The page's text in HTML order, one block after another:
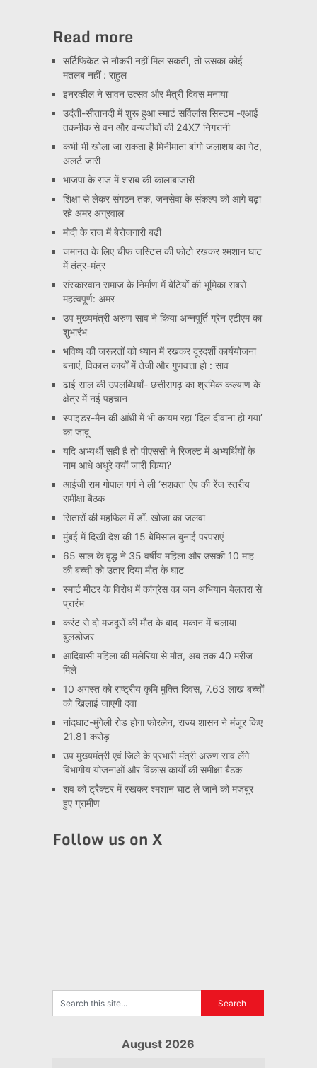
Read more
सर्टिफिकेट से नौकरी नहीं मिल सकती, तो उसका कोई
मतलब नहीं : राहुल
इनरव्हील ने सावन उत्सव और मैत्री दिवस मनाया
उदंती-सीतानदी में शुरू हुआ स्मार्ट सर्विलांस सिस्टम -एआई
तकनीक से वन और वन्यजीवों की 24X7 निगरानी
कभी भी खोला जा सकता है मिनीमाता बांगो जलाशय का गेट,
अलर्ट जारी
भाजपा के राज में शराब की कालाबाजारी
शिक्षा से लेकर संगठन तक, जनसेवा के संकल्प को आगे बढ़ा
रहे अमर अग्रवाल
मोदी के राज में बेरोजगारी बढ़ी
जमानत के लिए चीफ जस्टिस की फोटो रखकर श्मशान घाट
में तंत्र-मंत्र
संस्कारवान समाज के निर्माण में बेटियों की भूमिका सबसे
महत्वपूर्ण: अमर
उप मुख्यमंत्री अरुण साव ने किया अन्नपूर्ति ग्रेन एटीएम का
शुभारंभ
भविष्य की जरूरतों को ध्यान में रखकर दूरदर्शी कार्ययोजना
बनाएं, विकास कार्यों में तेजी और गुणवत्ता हो : साव
ढाई साल की उपलब्धियाँ- छत्तीसगढ़ का श्रमिक कल्याण के
क्षेत्र में नई पहचान
स्पाइडर-मैन की आंधी में भी कायम रहा ‘दिल दीवाना हो गया’
का जादू
यदि अभ्यर्थी सही है तो पीएससी ने रिजल्ट में अभ्यर्थियों के
नाम आधे अधूरे क्यों जारी किया?
आईजी राम गोपाल गर्ग ने ली ‘सशक्त’ ऐप की रेंज स्तरीय
समीक्षा बैठक
सितारों की महफिल में डॉ. खोजा का जलवा
मुंबई में दिखी देश की 15 बेमिसाल बुनाई परंपराएं
65 साल के वृद्ध ने 35 वर्षीय महिला और उसकी 10 माह
की बच्ची को उतार दिया मौत के घाट
स्मार्ट मीटर के विरोध में कांग्रेस का जन अभियान बेलतरा से
प्रारंभ
करंट से दो मजदूरों की मौत के बाद मकान में चलाया
बुलडोजर
आदिवासी महिला की मलेरिया से मौत, अब तक 40 मरीज
मिले
10 अगस्त को राष्ट्रीय कृमि मुक्ति दिवस, 7.63 लाख बच्चों
को खिलाई जाएगी दवा
नांदघाट-मुंगेली रोड होगा फोरलेन, राज्य शासन ने मंजूर किए
21.81 करोड़
उप मुख्यमंत्री एवं जिले के प्रभारी मंत्री अरुण साव लेंगे
विभागीय योजनाओं और विकास कार्यों की समीक्षा बैठक
शव को ट्रैक्टर में रखकर श्मशान घाट ले जाने को मजबूर
हुए ग्रामीण
Follow us on X
August 2026